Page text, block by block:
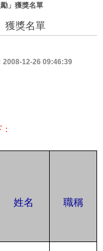
」獲獎名單
獲獎名單
2008-12-26 09:46:39
姓名 職稱